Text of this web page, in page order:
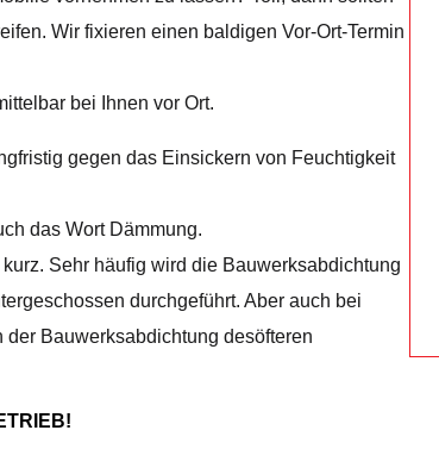
Wir fixieren einen baldigen Vor-Ort-Termin
bei Ihnen vor Ort.
gegen das Einsickern von Feuchtigkeit
das Wort Dämmung.
Sehr häufig wird die Bauwerksabdichtung
durchgeführt. Aber auch bei
Bauwerksabdichtung desöfteren